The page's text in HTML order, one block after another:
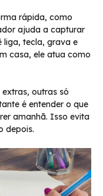
rápida, como
ajuda a capturar
liga, tecla, grava e
casa, ele atua como
outras só
é entender o que
amanhã. Isso evita
depois.